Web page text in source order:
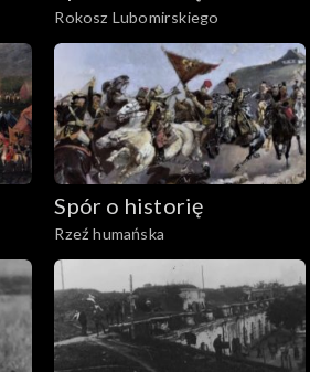
Rokosz Lubomirskiego
Spór o historię
Rzeź humańska